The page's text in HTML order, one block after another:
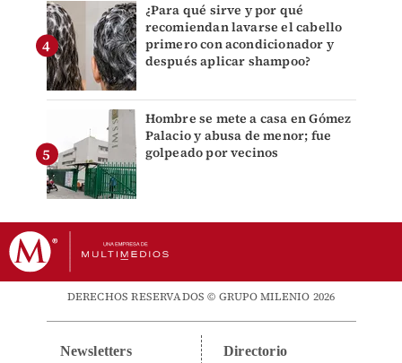
¿Para qué sirve y por qué
recomiendan lavarse el cabello
primero con acondicionador y
después aplicar shampoo?
Hombre se mete a casa en Gómez
Palacio y abusa de menor; fue
golpeado por vecinos
DERECHOS RESERVADOS © GRUPO MILENIO 2026
Newsletters Directorio